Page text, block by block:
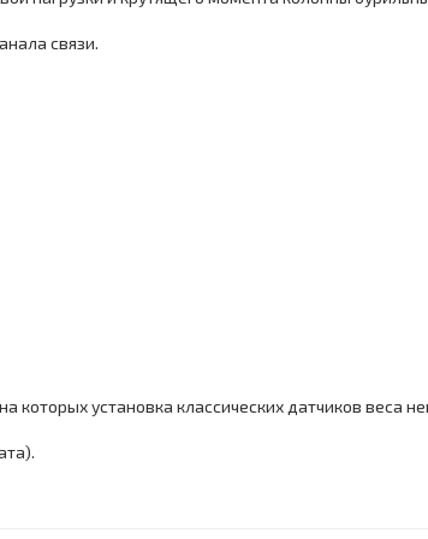
связи.
которых установка классических датчиков веса